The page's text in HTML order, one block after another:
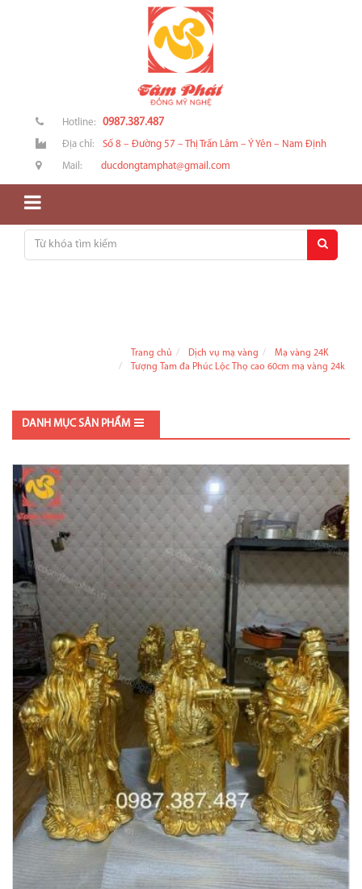
Hotline: 0987.387.487
Địa chỉ: Số 8 – Đường 57 – Thị Trấn Lâm – Ý Yên – Nam Định
Mail: ducdongtamphat@gmail.com
Trang chủ Dịch vụ mạ vàng
Mạ vàng 24K
Tượng Tam đa Phúc Lộc Thọ cao 60cm mạ vàng 24k
DANH MỤC SẢN PHẨM